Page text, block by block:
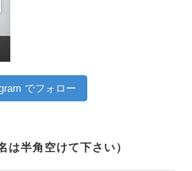
でフォロー
は半角空けて下さい）